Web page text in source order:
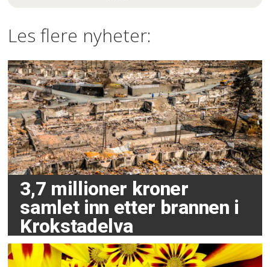
Les flere nyheter:
3,7 millioner kroner
samlet inn etter brannen i
Krokstadelva